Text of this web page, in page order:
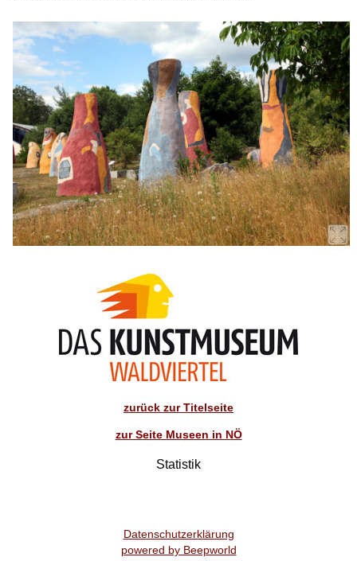
zurück zur Titelseite
zur Seite Museen in NÖ
Statistik
Datenschutzerklärung
powered by Beepworld